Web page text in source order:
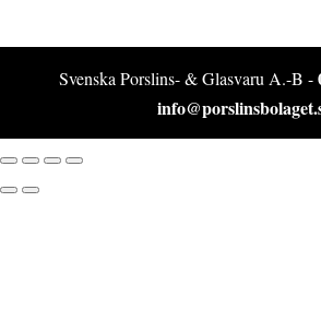
Svenska Porslins- & Glasvaru A.-B -